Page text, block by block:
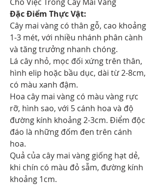
Đặc Điểm Thực Vật:
Cây mai vàng có thân gỗ, cao khoảng
1-3 mét, với nhiều nhánh phân cành
và tăng trưởng nhanh chóng.
Lá cây nhỏ, mọc đối xứng trên thân,
hình elip hoặc bầu dục, dài từ 2-8cm,
có màu xanh đậm.
Hoa cây mai vàng có màu vàng rực
rỡ, hình sao, với 5 cánh hoa và độ
đường kính khoảng 2-3cm. Điểm độc
đáo là những đốm đen trên cánh
hoa.
Quả của cây mai vàng giống hạt dẻ,
khi chín có màu đỏ sẫm, đường kính
khoảng 1cm.